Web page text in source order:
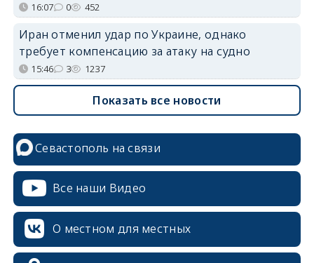
16:07 0 452
Иран отменил удар по Украине, однако
требует компенсацию за атаку на судно
15:46 3 1237
Показать все новости
Севастополь на связи
Все наши Видео
О местном для местных